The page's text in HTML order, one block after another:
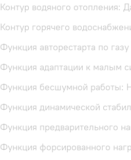
Контур водяного отопления:
Контур горячего
Функция авторестарта по
Функция адаптации к малым
Функция бесшумной работы:
Функция динамической
Функция предварительного
Функция форсированного